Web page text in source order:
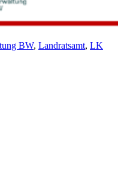
BW, Landratsamt, LK